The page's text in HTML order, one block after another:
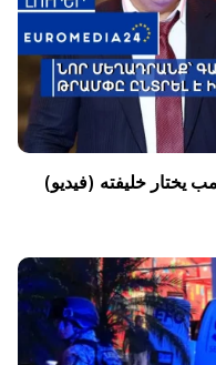
يختار خليفته (فيديو)